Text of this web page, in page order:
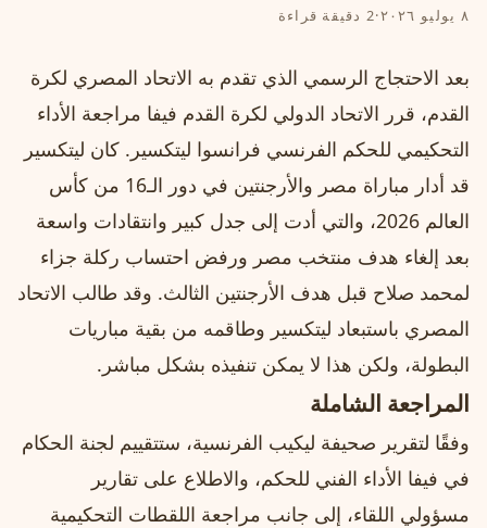
٨ يوليو ٢٠٢٦ ·2 دقيقة قراءة
بعد الاحتجاج الرسمي الذي تقدم به الاتحاد المصري لكرة
القدم، قرر الاتحاد الدولي لكرة القدم فيفا مراجعة الأداء
التحكيمي للحكم الفرنسي فرانسوا ليتكسير. كان ليتكسير
قد أدار مباراة مصر والأرجنتين في دور الـ16 من كأس
العالم 2026، والتي أدت إلى جدل كبير وانتقادات واسعة
بعد إلغاء هدف منتخب مصر ورفض احتساب ركلة جزاء
لمحمد صلاح قبل هدف الأرجنتين الثالث. وقد طالب الاتحاد
المصري باستبعاد ليتكسير وطاقمه من بقية مباريات
البطولة، ولكن هذا لا يمكن تنفيذه بشكل مباشر.
المراجعة الشاملة
وفقًا لتقرير صحيفة ليكيب الفرنسية، ستتقييم لجنة الحكام
في فيفا الأداء الفني للحكم، والاطلاع على تقارير
مسؤولي اللقاء، إلى جانب مراجعة اللقطات التحكيمية